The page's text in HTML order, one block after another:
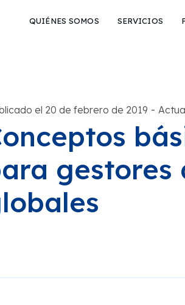
QUIÉNES SOMOS SERVICIOS
el 20 de febrero de 2019 -
gestores